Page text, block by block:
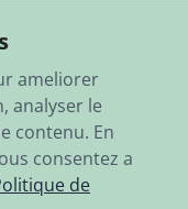
stock
entier
ameliorer
analyser le
contenu. En
consentez a
de